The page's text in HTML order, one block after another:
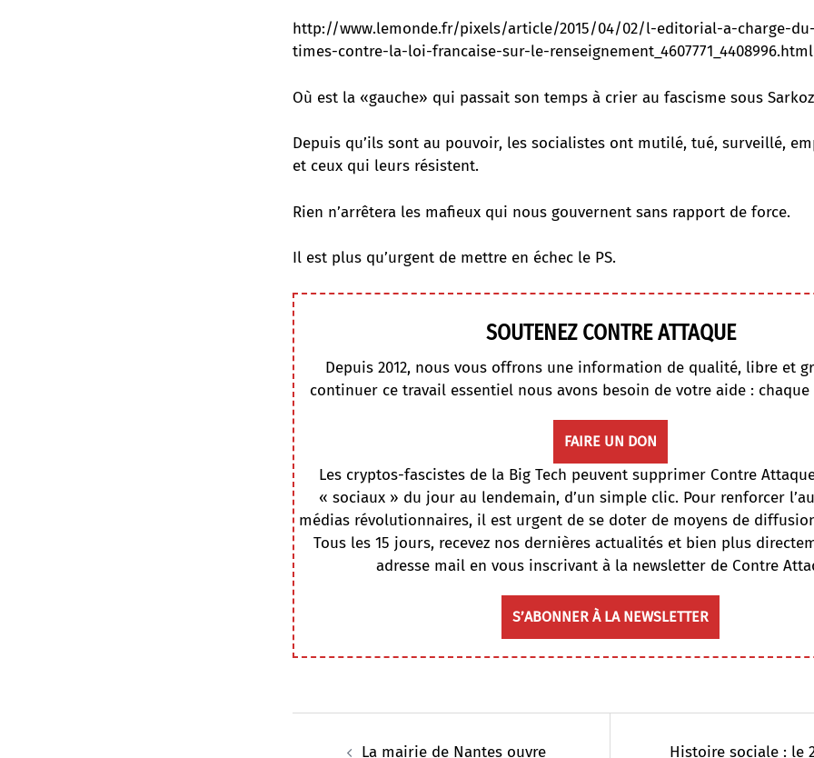
http://www.lemonde.fr/pixels/article/2015/04/02/l-editorial-a-charge-
times-contre-la-loi-francaise-sur-le-renseignement_4607771_4408996.html
Où est la «gauche» qui passait son temps à crier au fascisme sous
Depuis qu’ils sont au pouvoir, les socialistes ont mutilé, tué, surveillé,
et ceux qui leurs résistent.
Rien n’arrêtera les mafieux qui nous gouvernent sans rapport de force.
Il est plus qu’urgent de mettre en échec le PS.
SOUTENEZ CONTRE ATTAQUE
Depuis 2012, nous vous offrons une information de qualité, libre et
continuer ce travail essentiel nous avons besoin de votre aide :
FAIRE UN DON
Les cryptos-fascistes de la Big Tech peuvent supprimer Contre
« sociaux » du jour au lendemain, d’un simple clic. Pour renforcer
médias révolutionnaires, il est urgent de se doter de moyens de
Tous les 15 jours, recevez nos dernières actualités et bien plus
adresse mail en vous inscrivant à la newsletter de Contre
S’ABONNER À LA NEWSLETTER
d’articleLa mairie de Nantes ouvre
Histoire sociale : le